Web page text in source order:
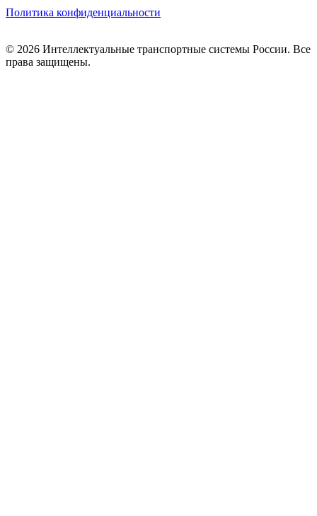
Политика конфиденциальности
© 2026 Интеллектуальные транспортные системы России. Все
права защищены.